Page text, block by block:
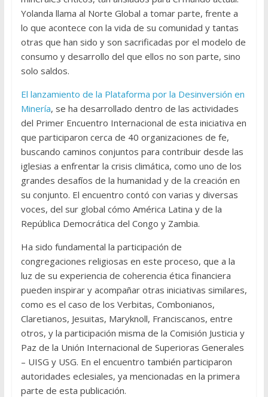
Yolanda llama al Norte Global a tomar parte, frente a
lo que acontece con la vida de su comunidad y tantas
otras que han sido y son sacrificadas por el modelo de
consumo y desarrollo del que ellos no son parte, sino
solo saldos.
El lanzamiento de la Plataforma por la Desinversión en
Minería, se ha desarrollado dentro de las actividades
del Primer Encuentro Internacional de esta iniciativa en
que participaron cerca de 40 organizaciones de fe,
buscando caminos conjuntos para contribuir desde las
iglesias a enfrentar la crisis climática, como uno de los
grandes desafíos de la humanidad y de la creación en
su conjunto. El encuentro contó con varias y diversas
voces, del sur global cómo América Latina y de la
República Democrática del Congo y Zambia.
Ha sido fundamental la participación de
congregaciones religiosas en este proceso, que a la
luz de su experiencia de coherencia ética financiera
pueden inspirar y acompañar otras iniciativas similares,
como es el caso de los Verbitas, Combonianos,
Claretianos, Jesuitas, Maryknoll, Franciscanos, entre
otros, y la participación misma de la Comisión Justicia y
Paz de la Unión Internacional de Superioras Generales
– UISG y USG. En el encuentro también participaron
autoridades eclesiales, ya mencionadas en la primera
parte de esta publicación.